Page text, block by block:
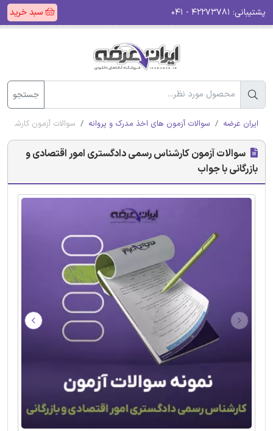
پشتیبانی: سبد خرید
جستجو
ایران عرضه سوالات آزمون های اخذ مدرک و پروانه سوالات آزمون
سوالات آزمون کارشناس رسمی دادگستری امور اقتصادی و
بازرگانی با جواب